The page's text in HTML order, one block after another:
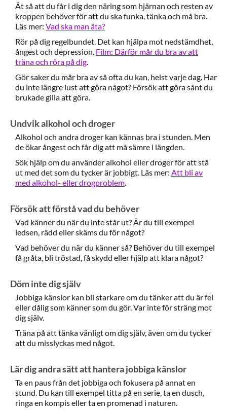
Ät så att du får i dig den näring som hjärnan och resten av
kroppen behöver för att du ska funka, tänka och må bra.
Läs mer: Vad ska man äta?
Rör på dig regelbundet. Det kan hjälpa mot nedstämdhet,
ångest och depression. Film: Därför mår du bra av att
träna och röra på dig
Gör saker du mår bra av så ofta du kan, helst varje dag. Har
du inte längre lust att göra något? Försök att göra sånt du
brukade gilla att göra.
Undvik alkohol och droger
Alkohol och andra droger kan kännas bra i stunden. Men
de ökar ångest och får dig att må sämre i längden.
Sök hjälp om du använder alkohol eller droger för att stå
ut med det som du tycker är jobbigt. Läs mer: Att bli av
med alkohol- eller drogproblem
Försök att förstå vad du behöver
Vad känner du när du inte står ut? Är du till exempel
ledsen, rädd eller skäms du för något?
Vad behöver du när du känner så? Behöver du till exempel
få gråta, bli tröstad, få skydd eller hjälp att klara något?
Döm inte dig själv
Jobbiga känslor kan bli starkare om du tänker att du är fel
eller dålig som känner som du gör. Var inte för sträng mot
dig själv.
Träna på att tänka vänligt om dig själv, även om du tycker
att du misslyckas med något.
Lär dig andra sätt att hantera jobbiga känslor
Ta en paus från det jobbiga och fokusera på annat en
stund. Du kan till exempel titta på en serie, ta en dusch,
ringa en kompis eller ta en promenad i naturen.